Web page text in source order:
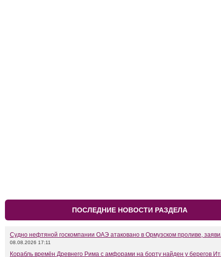
ПОСЛЕДНИЕ НОВОСТИ РАЗДЕЛА
Судно нефтяной госкомпании ОАЭ атаковано в Ормузском проливе,
08.08.2026 17:11
Корабль времён Древнего Рима с амфорами на борту найден у берегов